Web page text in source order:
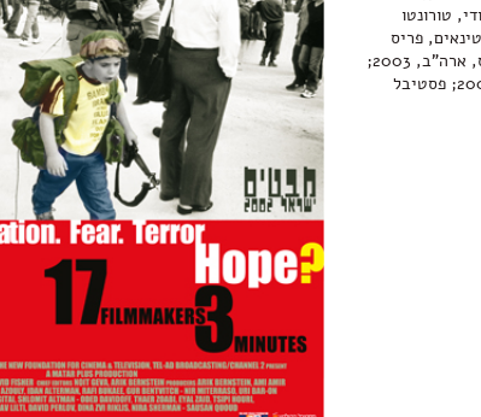
היהודי, טורונטו
פריס
צרפת, 2003; פסטיבל הקולנוע היהודי בדאלאס, ארה"ב, 2003;
פסטיבל הסרטים הישראלי במיאמי, ארה"ב, 2003; פסטיבל